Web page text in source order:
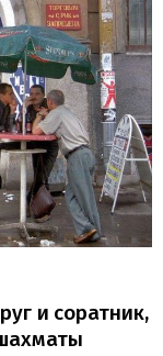
и соратник,